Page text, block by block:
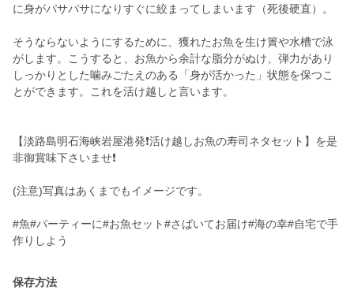
に身がパサパサになりすぐに絞まってしまいます（死後硬直）。
そうならないようにするために、獲れたお魚を生け簀や水槽で泳
がします。こうすると、お魚から余計な脂分がぬけ、弾力があり
しっかりとした噛みごたえのある「身が活かった」状態を保つこ
とができます。これを活け越しと言います。
【淡路島明石海峡岩屋港発❗活け越しお魚の寿司ネタセット】を是
非御賞味下さいませ❗
(注意)写真はあくまでもイメージです。
#魚#パーティーに#お魚セット#さばいてお届け#海の幸#自宅で手
作りしよう
保存方法